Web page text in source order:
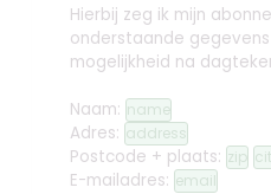
Hierbij zeg ik mijn
onderstaande
mogelijkheid na
Naam: name
Adres: address
Postcode + plaats: zip
E-mailadres: email